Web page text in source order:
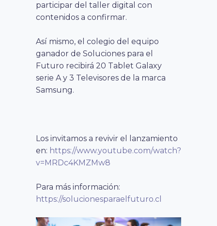
participar del taller digital con
contenidos a confirmar.
Así mismo, el colegio del equipo
ganador de Soluciones para el
Futuro recibirá 20 Tablet Galaxy
serie A y 3 Televisores de la marca
Samsung.
Los invitamos a revivir el lanzamiento
en: https://www.youtube.com/watch?
v=MRDc4KMZMw8
Para más información:
https://solucionesparaelfuturo.cl